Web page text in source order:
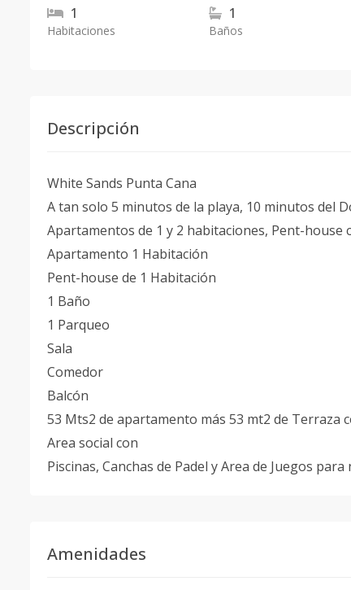
1
Habitaciones
1
Baños
Descripción
White Sands Punta Cana
A tan solo 5 minutos de la playa, 10 minutos del
Apartamentos de 1 y 2 habitaciones, Pent-house
Apartamento 1 Habitación
Pent-house de 1 Habitación
1 Baño
1 Parqueo
Sala
Comedor
Balcón
53 Mts2 de apartamento más 53 mt2 de Terraza
Area social con
Piscinas, Canchas de Padel y Area de Juegos para
Amenidades